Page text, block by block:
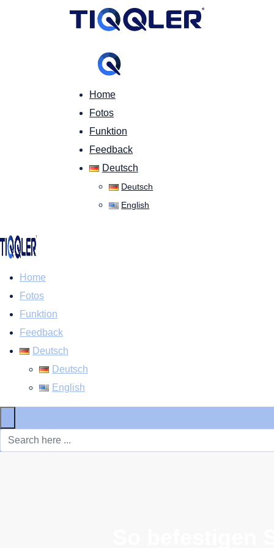
Home
Fotos
Funktion
Feedback
Deutsch
Deutsch
English
Home
Fotos
Funktion
Feedback
Deutsch
Deutsch
English